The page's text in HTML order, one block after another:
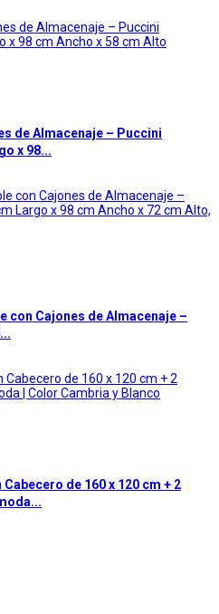
de Almacenaje – Puccini
x 98...
con Cajones de Almacenaje –
de 160 x 120 cm + 2